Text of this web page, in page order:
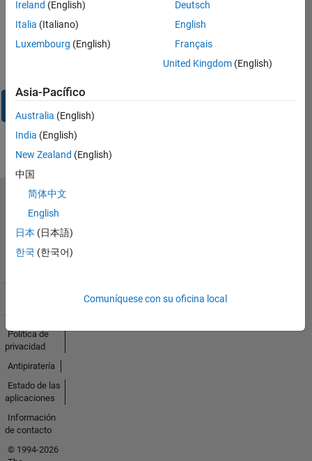
¿Olvidó
Iniciar
sesión
Ireland (English)
Italia (Italiano)
Luxembourg (English)
Deutsch
English
Français
United Kingdom(English)
Asia-Pacífico
Australia (English)
India (English)
New Zealand (English)
中国
简体中文
English
日本 (日本語)
한국 (한국어)
Comuníquese con su oficina local
Seleccione un país/idioma
América
Latina
confianza
comerciales
Política de
privacidad
Antipiratería
Estado de las
aplicaciones
Información
de contacto
© 1994-2026